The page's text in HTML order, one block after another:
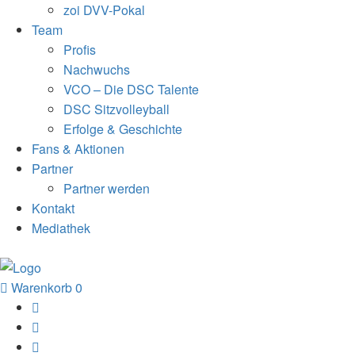
zoi DVV-Pokal
Team
Profis
Nachwuchs
VCO – Die DSC Talente
DSC Sitzvolleyball
Erfolge & Geschichte
Fans & Aktionen
Partner
Partner werden
Kontakt
Mediathek
Warenkorb0